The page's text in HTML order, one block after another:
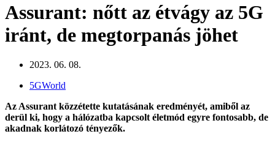
Assurant: nőtt az étvágy az 5G
iránt, de megtorpanás jöhet
2023. 06. 08.
5GWorld
Az Assurant közzétette kutatásának eredményét, amiből az
derül ki, hogy a hálózatba kapcsolt életmód egyre fontosabb, de
akadnak korlátozó tényezők.